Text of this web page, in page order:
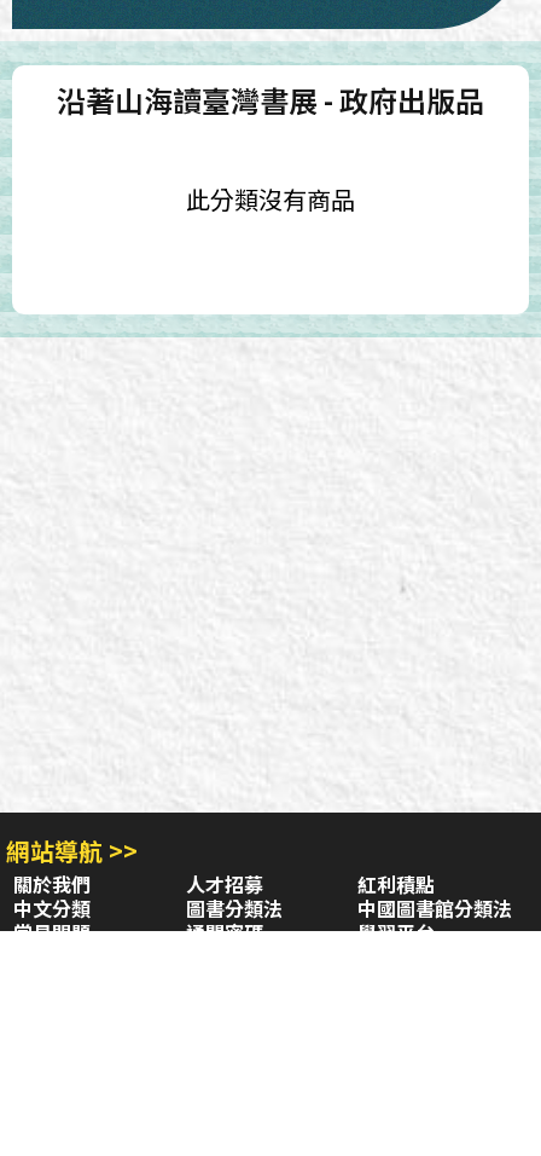
沿著山海讀臺灣書展 - 政府出版品
此分類沒有商品
網站導航 >>
關於我們 人才招募
紅利積點
中文分類
圖書分類法
中國圖書館分類法
常見問題
通關密碼
學習平台